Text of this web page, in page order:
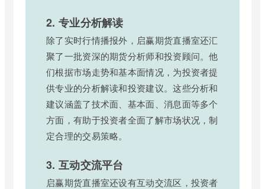
2. 专业分析解读
除了实时行情播报外，启赢期货直播室还汇
聚了一批资深的期货分析师和投资顾问。他
们根据市场走势和基本面情况，为投资者提
供专业的分析解读和投资建议。这些分析和
建议涵盖了技术面、基本面、消息面等多个
方面，有助于投资者全面了解市场状况，制
定合理的交易策略。
3. 互动交流平台
启赢期货直播室还设有互动交流区，投资者